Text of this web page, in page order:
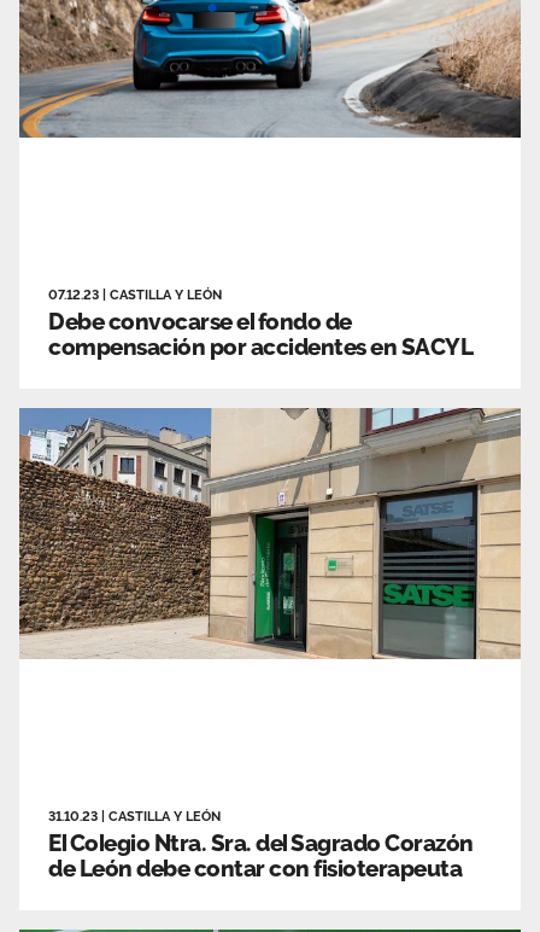
07.12.23 CASTILLA Y LEÓN
Debe convocarse el fondo de
compensación por accidentes en SACYL
31.10.23 CASTILLA Y LEÓN
El Colegio Ntra. Sra. del Sagrado Corazón
de León debe contar con fisioterapeuta